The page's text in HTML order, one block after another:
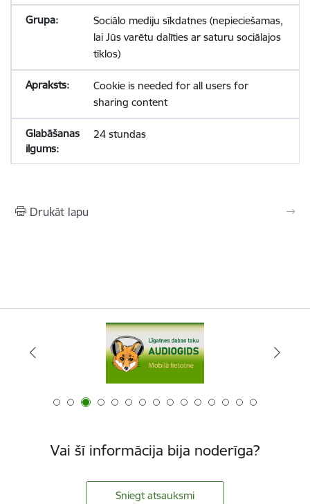
Sociālo mediju sīkdatnes (nepieciešamas,
lai Jūs varētu dalīties ar saturu sociālajos
tīklos)
Cookie is needed for all users for
sharing content
24 stundas
Drukāt lapu
Vai šī informācija bija noderīga?
Sniegt atsauksmi